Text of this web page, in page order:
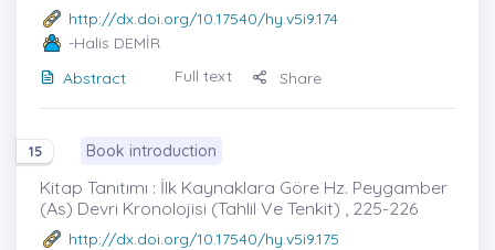
http://dx.doi.org/10.17540/hy.v5i9.174
-Halis DEMİR
Abstract
Full text Share
15 Book introduction
Kitap Tanıtımı : İlk Kaynaklara Göre Hz. Peygamber
(As) Devri Kronolojisi (Tahlil Ve Tenkit) , 225-226
http://dx.doi.org/10.17540/hy.v5i9.175